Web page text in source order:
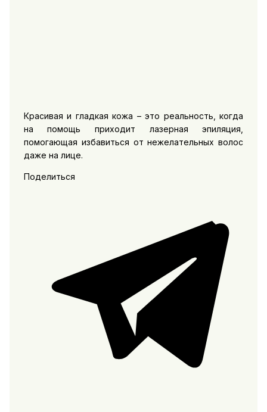
Красивая и гладкая кожа – это реальность, когда
на помощь приходит лазерная эпиляция,
помогающая избавиться от нежелательных волос
даже на лице.
Поделиться